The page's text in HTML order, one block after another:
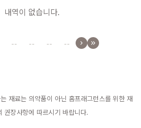
내역이 없습니다.
-- -- -- --
재료는 의약품이 아닌 홈프래그런스를 위한 재
권장사항에 따르시기 바랍니다.